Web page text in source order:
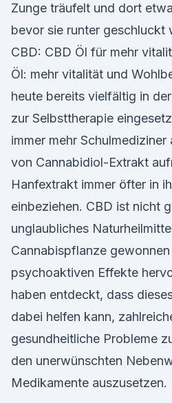
Zunge träufelt und dort
bevor sie runter geschluckt
CBD: CBD Öl für mehr
Öl: mehr vitalität und
heute bereits vielfältig in
zur Selbsttherapie
immer mehr
von Cannabidiol-Extrakt
Hanfextrakt immer öfter in
einbeziehen. CBD ist nicht
unglaubliches
Cannabispflanze
psychoaktiven Effekte
haben entdeckt, dass
dabei helfen kann,
gesundheitliche Probleme
den unerwünschten
Medikamente auszusetzen.